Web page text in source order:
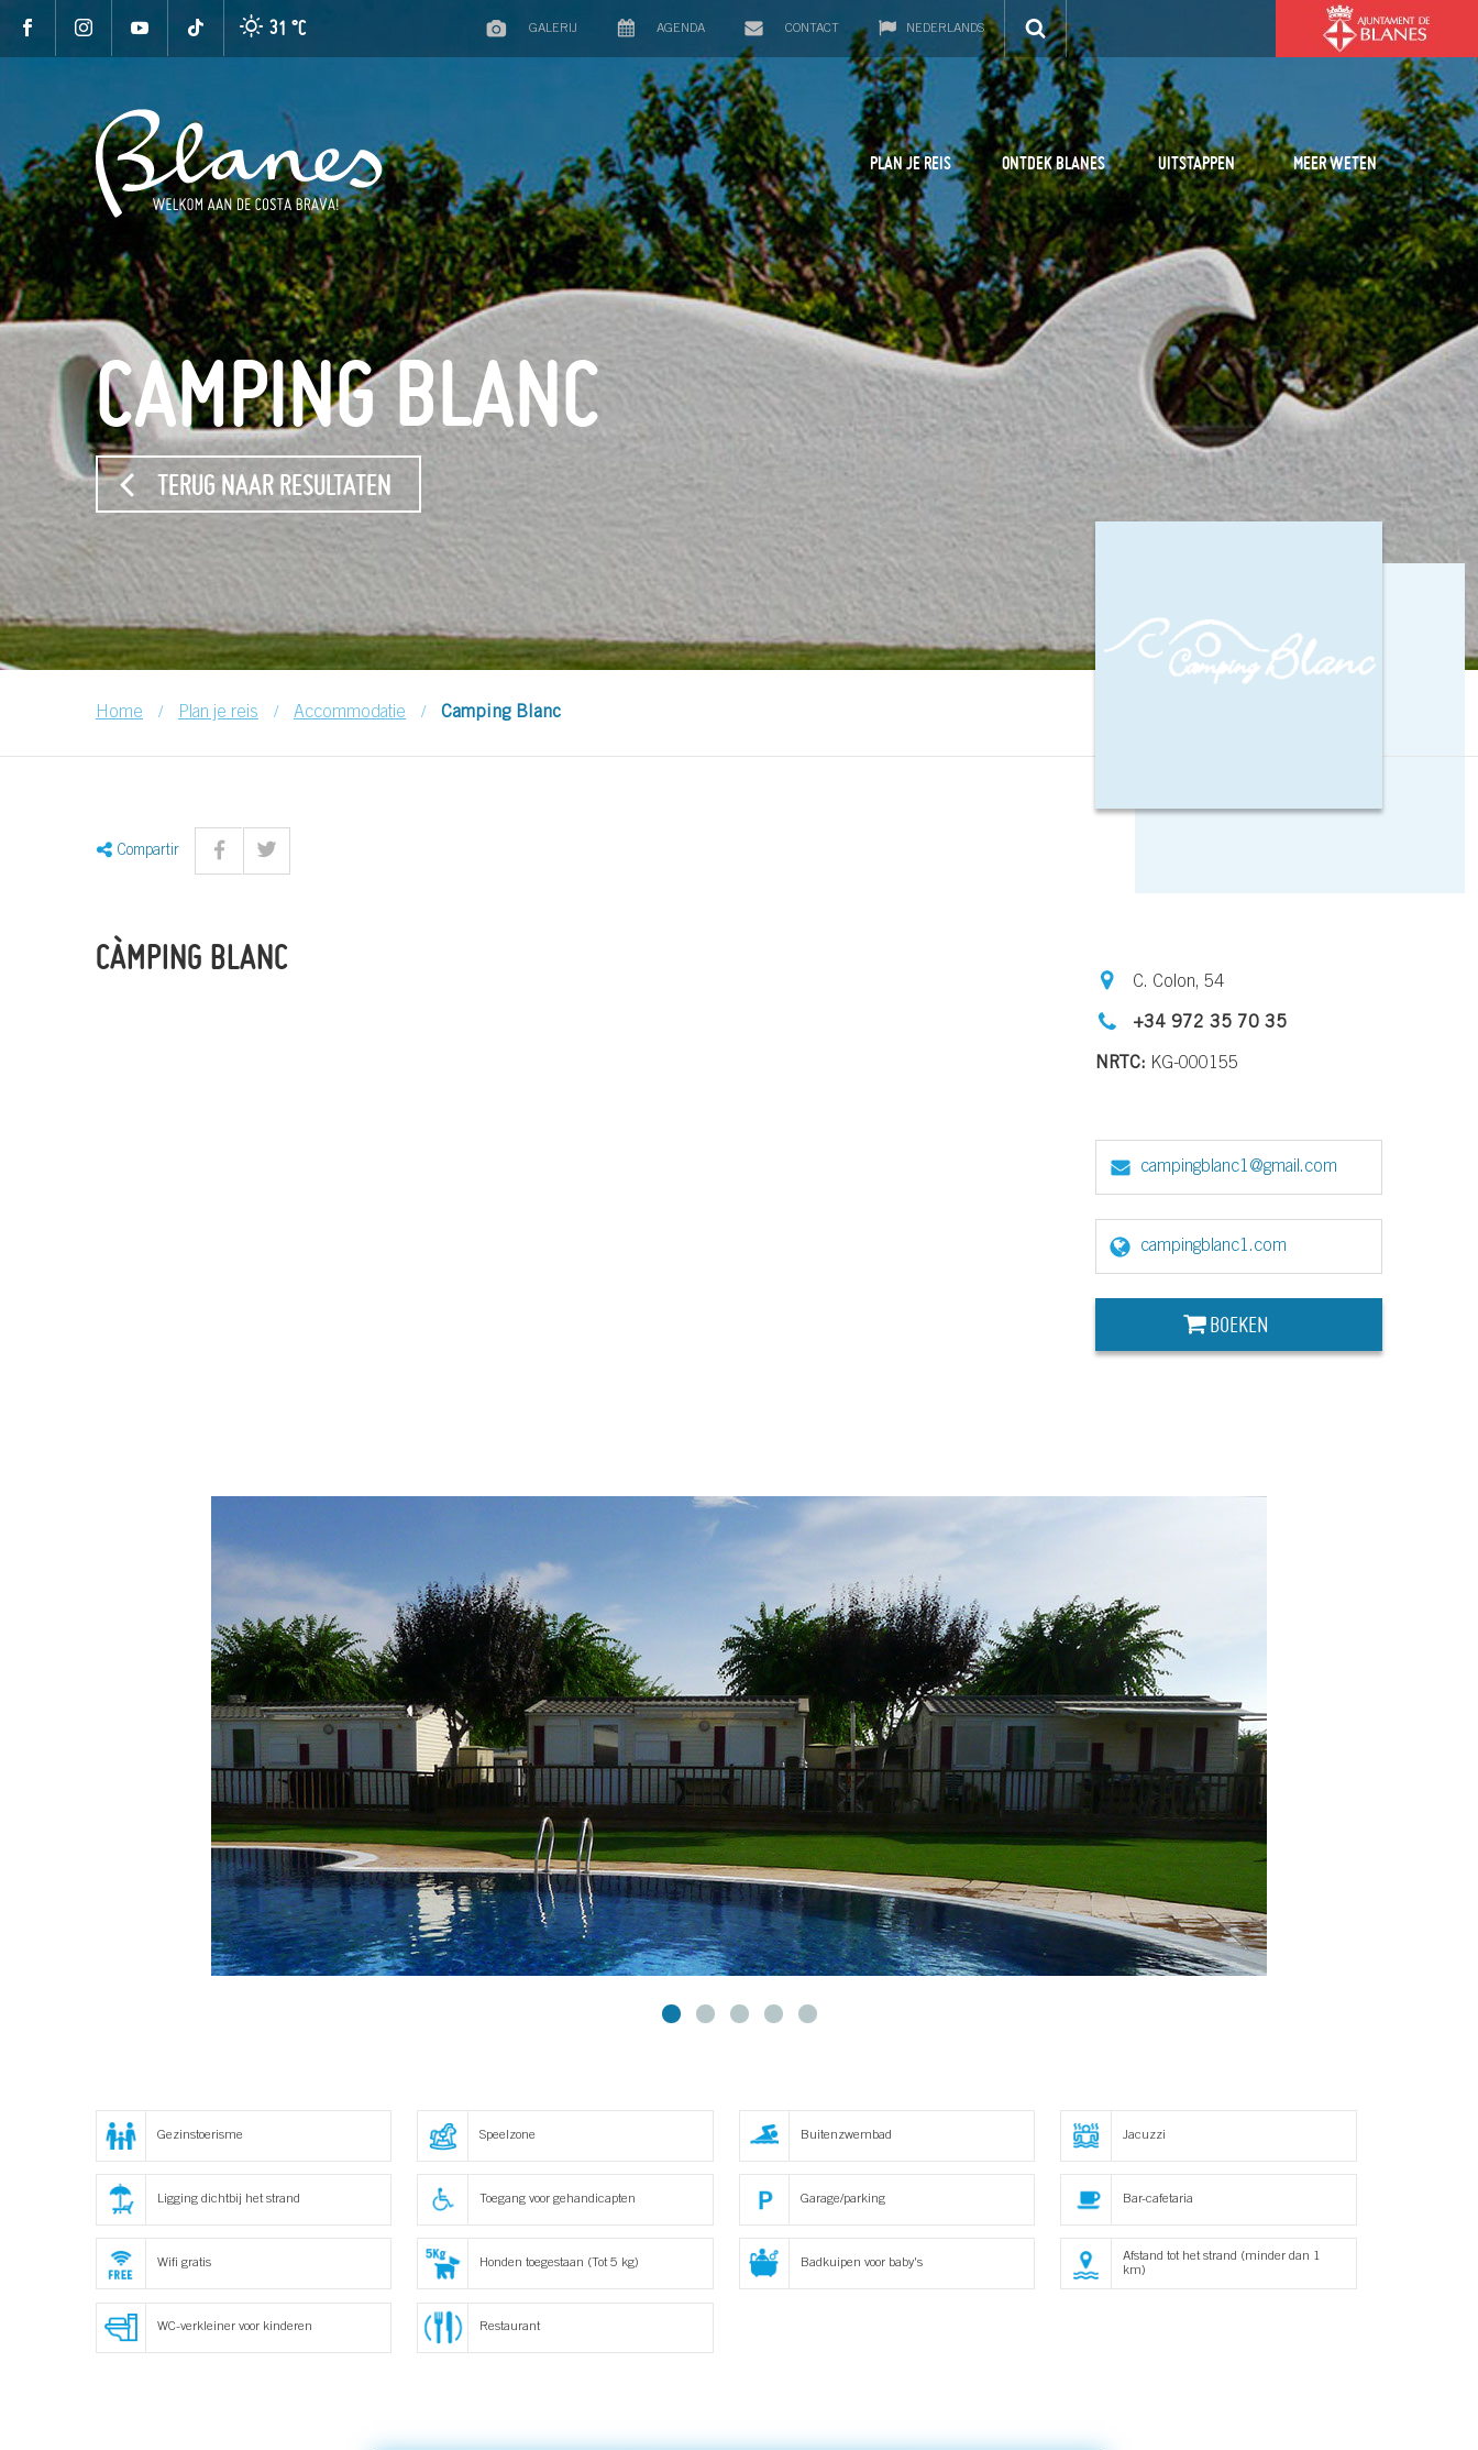
31 °C GALERIJ AGENDA CONTACT NEDERLANDS
PLAN JE REIS ONTDEK BLANES UITSTAPPEN MEER WETEN
CAMPING BLANC
TERUG NAAR RESULTATEN
Home / Plan je reis / Accommodatie / Camping Blanc
Compartir
CÀMPING BLANC
C. Colon, 54
+34 972 35 70 35
NRTC: KG-000155
campingblanc1@gmail.com
campingblanc1.com
BOEKEN
Gezinstoerisme Speelzone Buitenzwembad Jacuzzi
Ligging dichtbij het strand Toegang voor gehandicapten Garage/parking Bar-cafetaria
Wifi gratis Honden toegestaan (Tot 5 kg) Badkuipen voor baby's
Afstand tot het strand (minder dan 1
km)
WC-verkleiner voor kinderen Restaurant